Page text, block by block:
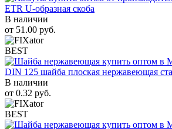
ETR U-образная скоба
В наличии
от 51.00 руб.
BEST
DIN 125 шайба плоская нержавеющая
В наличии
от 0.32 руб.
BEST